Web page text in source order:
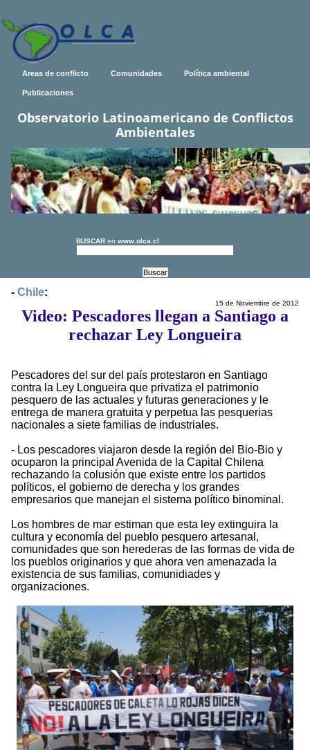
Areas de conflicto Comunidades Política ambiental
Publicaciones
Observatorio Latinoamericano de Conflictos
Ambientales
BUSCAR en www.olca.cl
- Chile:
15 de Noviembre de 2012
Video: Pescadores llegan a Santiago a
rechazar Ley Longueira
Pescadores del sur del país protestaron en Santiago
contra la Ley Longueira que privatiza el patrimonio
pesquero de las actuales y futuras generaciones y le
entrega de manera gratuita y perpetua las pesquerias
nacionales a siete familias de industriales.
- Los pescadores viajaron desde la región del Bio-Bio y
ocuparon la principal Avenida de la Capital Chilena
rechazando la colusión que existe entre los partidos
políticos, el gobierno de derecha y los grandes
empresarios que manejan el sistema político binominal.
Los hombres de mar estiman que esta ley extinguira la
cultura y economía del pueblo pesquero artesanal,
comunidades que son herederas de las formas de vida de
los pueblos originarios y que ahora ven amenazada la
existencia de sus familias, comunidiades y
organizaciones.